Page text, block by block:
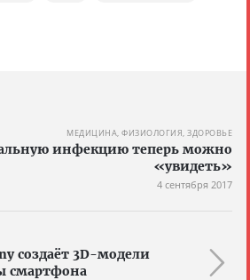
МЕДИЦИНА, ФИЗИОЛОГИЯ, ЗДОРОВЬЕ
инфекцию теперь можно
«увидеть»
4 сентября 2017
создаёт 3D-модели
смартфона